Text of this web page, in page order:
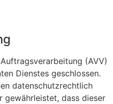
(AVV)
Dienstes geschlossen.
datenschutzrechtlich
gewährleistet, dass dieser